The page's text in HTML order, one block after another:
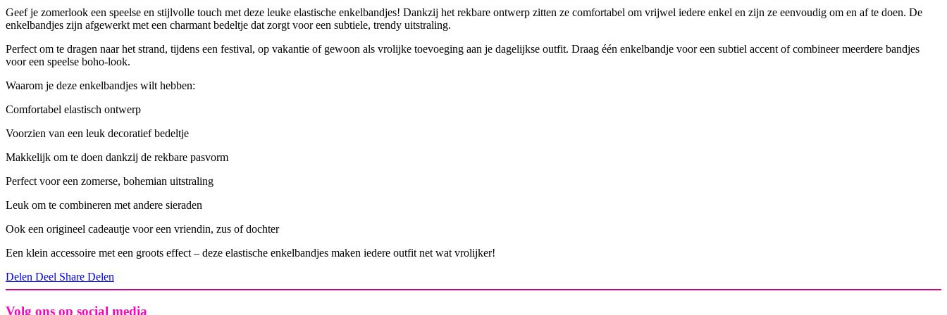
Geef je zomerlook een speelse en stijlvolle touch met deze leuke elastische enkelbandjes! Dankzij het rekbare ontwerp zitten ze comfortabel om vrijwel iedere enkel en zijn ze eenvoudig om en af te doen. De
enkelbandjes zijn afgewerkt met een charmant bedeltje dat zorgt voor een subtiele, trendy uitstraling.
Perfect om te dragen naar het strand, tijdens een festival, op vakantie of gewoon als vrolijke toevoeging aan je dagelijkse outfit. Draag één enkelbandje voor een subtiel accent of combineer meerdere bandjes
voor een speelse boho-look.
Waarom je deze enkelbandjes wilt hebben:
Comfortabel elastisch ontwerp
Voorzien van een leuk decoratief bedeltje
Makkelijk om te doen dankzij de rekbare pasvorm
Perfect voor een zomerse, bohemian uitstraling
Leuk om te combineren met andere sieraden
Ook een origineel cadeautje voor een vriendin, zus of dochter
Een klein accessoire met een groots effect – deze elastische enkelbandjes maken iedere outfit net wat vrolijker!
Delen Deel Share Delen
Volg ons op social media